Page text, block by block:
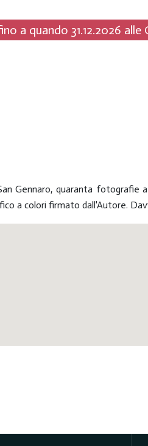
a quando 31.12.2026 alle
Gennaro, quaranta fotografie
a colori firmato dall'Autore.